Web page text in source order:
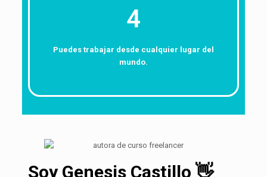
4
Puedes trabajar desde cualquier lugar del
mundo.
Soy Genesis Castillo 👋